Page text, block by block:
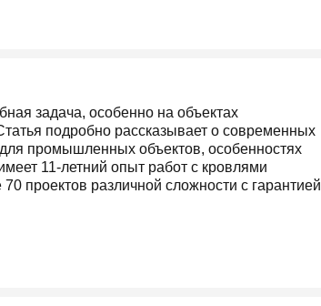
задача, особенно на объектах
подробно рассказывает о современных
промышленных объектов, особенностях
11-летний опыт работ с кровлями
проектов различной сложности с гарантией